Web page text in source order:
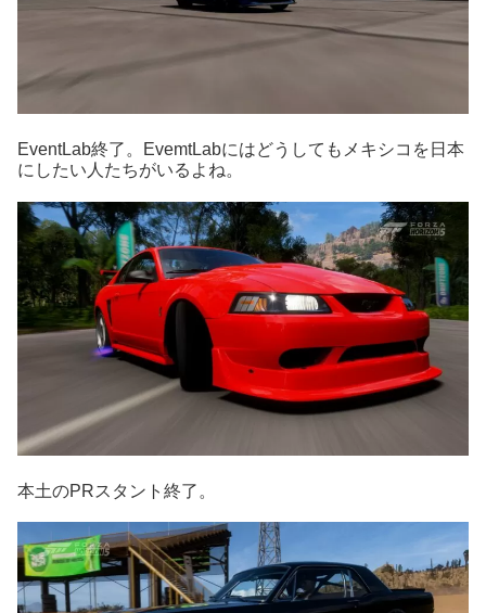
EventLab終了。EvemtLabにはどうしてもメキシコを日本
にしたい人たちがいるよね。
本土のPRスタント終了。